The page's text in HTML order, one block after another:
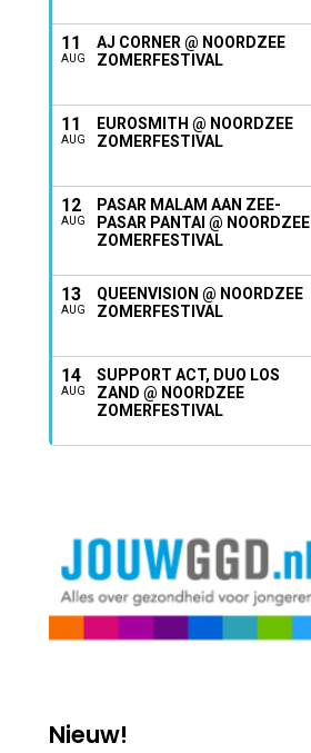
11
AUG
AJ CORNER @ NOORDZEE
ZOMERFESTIVAL
11
AUG
EUROSMITH @ NOORDZEE
ZOMERFESTIVAL
12
AUG
PASAR MALAM AAN ZEE-
PASAR PANTAI @ NOORDZEE
ZOMERFESTIVAL
13
AUG
QUEENVISION @ NOORDZEE
ZOMERFESTIVAL
14
AUG
SUPPORT ACT, DUO LOS
ZAND @ NOORDZEE
ZOMERFESTIVAL
Nieuw!